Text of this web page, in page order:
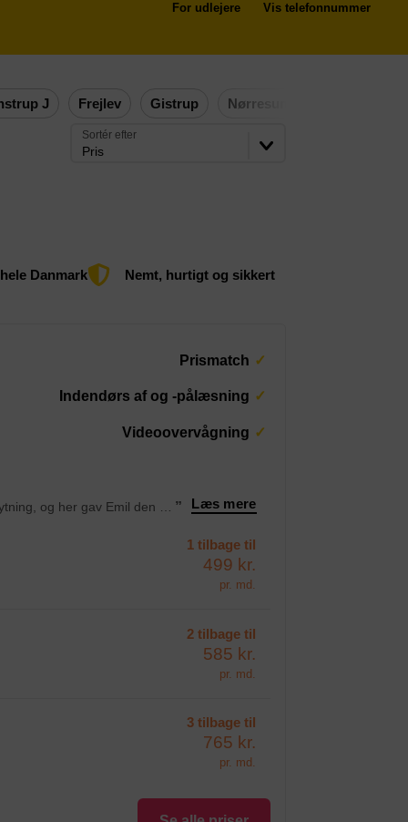
For udlejere Vis telefonnummer
J Frejlev Gistrup Nørresundby
Pris
Sortér efter
Danmark
Nemt, hurtigt og sikkert
Prismatch
Indendørs af og -pålæsning
Videoovervågning
” Læs mere
1 tilbage til
499 kr.
pr. md.
2 tilbage til
585 kr.
pr. md.
3 tilbage til
765 kr.
pr. md.